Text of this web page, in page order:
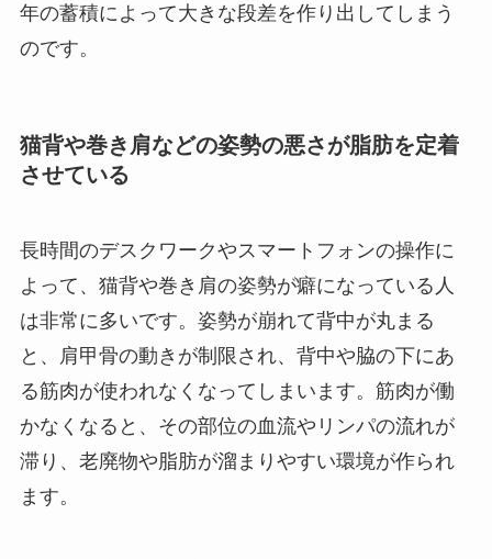
年の蓄積によって大きな段差を作り出してしまう
のです。
猫背や巻き肩などの姿勢の悪さが脂肪を定着
させている
長時間のデスクワークやスマートフォンの操作に
よって、猫背や巻き肩の姿勢が癖になっている人
は非常に多いです。姿勢が崩れて背中が丸まる
と、肩甲骨の動きが制限され、背中や脇の下にあ
る筋肉が使われなくなってしまいます。筋肉が働
かなくなると、その部位の血流やリンパの流れが
滞り、老廃物や脂肪が溜まりやすい環境が作られ
ます。